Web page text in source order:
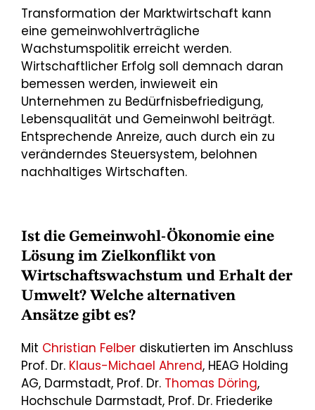
Transformation der Marktwirtschaft kann
eine gemeinwohlverträgliche
Wachstumspolitik erreicht werden.
Wirtschaftlicher Erfolg soll demnach daran
bemessen werden, inwieweit ein
Unternehmen zu Bedürfnisbefriedigung,
Lebensqualität und Gemeinwohl beiträgt.
Entsprechende Anreize, auch durch ein zu
veränderndes Steuersystem, belohnen
nachhaltiges Wirtschaften.
Ist die Gemeinwohl-Ökonomie eine
Lösung im Zielkonflikt von
Wirtschaftswachstum und Erhalt der
Umwelt? Welche alternativen
Ansätze gibt es?
Mit Christian Felber diskutierten im Anschluss
Prof. Dr. Klaus-Michael Ahrend, HEAG Holding
AG, Darmstadt, Prof. Dr. Thomas Döring,
Hochschule Darmstadt, Prof. Dr. Friederike